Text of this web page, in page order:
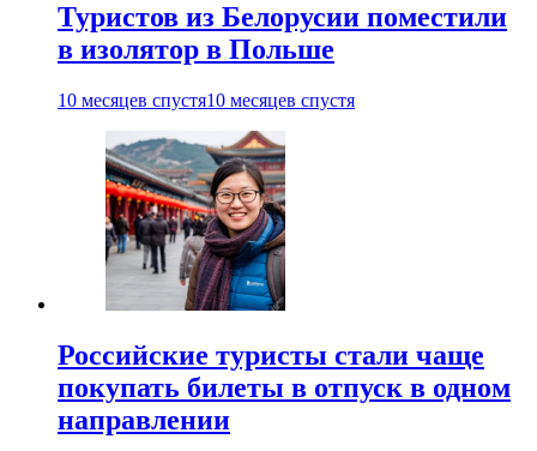
Туристов из Белорусии поместили
в изолятор в Польше
10 месяцев спустя10 месяцев спустя
Российские туристы стали чаще
покупать билеты в отпуск в одном
направлении